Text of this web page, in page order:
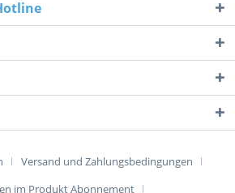
Versand und Zahlungsbedingungen
im Produkt Abonnement